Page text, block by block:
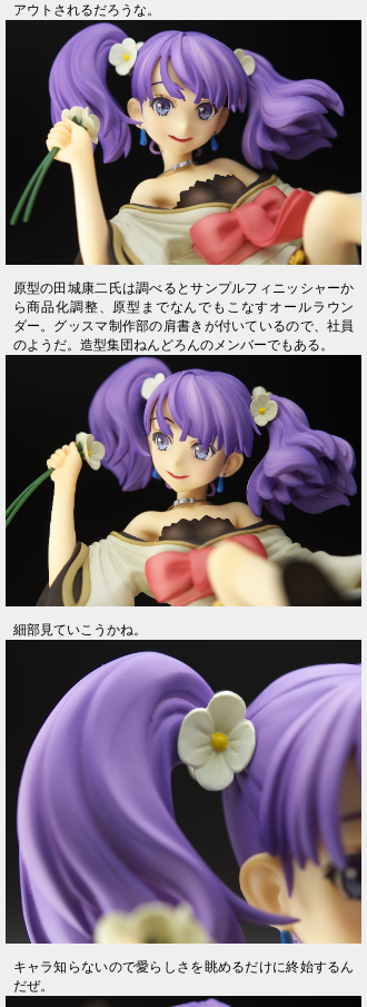
アウトされるだろうな。
原型の田城康二氏は調べるとサンプルフィニッシャーか
ら商品化調整、原型までなんでもこなすオールラウン
ダー。グッスマ制作部の肩書きが付いているので、社員
のようだ。造型集団ねんどろんのメンバーでもある。
細部見ていこうかね。
キャラ知らないので愛らしさを眺めるだけに終始するん
だぜ。